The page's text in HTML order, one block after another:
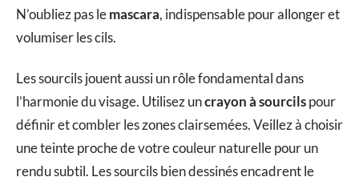
N’oubliez pas lemascara, indispensable pour allonger et
volumiser les cils.
Les sourcils jouent aussi un rôle fondamental dans
l’harmonie du visage. Utilisez uncrayon à sourcilspour
définir et combler les zones clairsemées. Veillez à choisir
une teinte proche de votre couleur naturelle pour un
rendu subtil. Les sourcils bien dessinés encadrent le